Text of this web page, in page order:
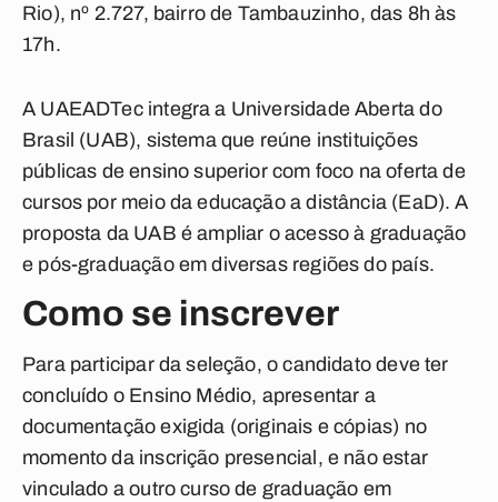
Rio), nº 2.727, bairro de Tambauzinho, das 8h às
17h.
A UAEADTec integra a Universidade Aberta do
Brasil (UAB), sistema que reúne instituições
públicas de ensino superior com foco na oferta de
cursos por meio da educação a distância (EaD). A
proposta da UAB é ampliar o acesso à graduação
e pós-graduação em diversas regiões do país.
Como se inscrever
Para participar da seleção, o candidato deve ter
concluído o Ensino Médio, apresentar a
documentação exigida (originais e cópias) no
momento da inscrição presencial, e não estar
vinculado a outro curso de graduação em